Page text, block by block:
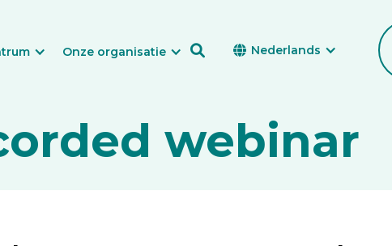
Onze organisatie   Nederlands
webinar